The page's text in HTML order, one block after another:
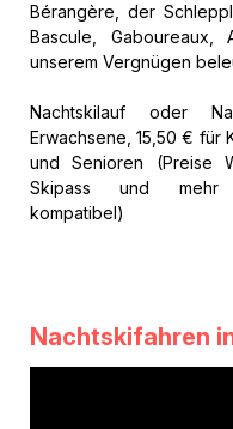
Bérangère, der
Bascule,
unserem Vergnügen
Nachtskilauf oder
Erwachsene, 15,50 € für
und Senioren (Preise
Skipass und mehr
kompatibel)
Nachtskifahren